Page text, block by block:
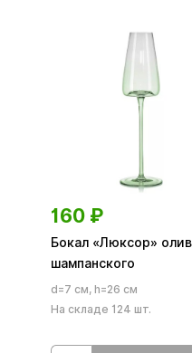
160 ₽
Бокал «Люксор»
шампанского
d=7 см, h=26 см
На складе 124 шт.